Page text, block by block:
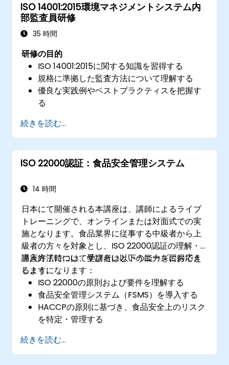
国際的なクラウドセキュリティベストプラク
ティスへの遵守を確実にする。
ISO 14001:2015環境マネジメントシステム内
部監査員研修
35 時間
研修の目的
ISO 14001:2015に関する知識を習得する
規格に準拠した監査方法について理解する
優良な実践例やベストプラクティスを把握す
る
続きを読む...
ISO 22000認証：食品安全管理システム
14 時間
日本にて開催される本講座は、講師によるライブ
トレーニングで、オンラインまたは対面式での実
施となります。食品業界に従事する中級者から上
級者の方々を対象とし、ISO 22000認証の理解・
導入方法について学びたいというニーズにお応え
します。
講座終了時には、受講者は以下の能力を習得でき
るようになります：
ISO 22000の原則および要件を理解する
食品安全管理システム（FSMS）を導入する
HACCPの原則に基づき、食品安全上のリスク
を特定・管理する
国際的な食品安全規制への適合を確保する
続きを読む...